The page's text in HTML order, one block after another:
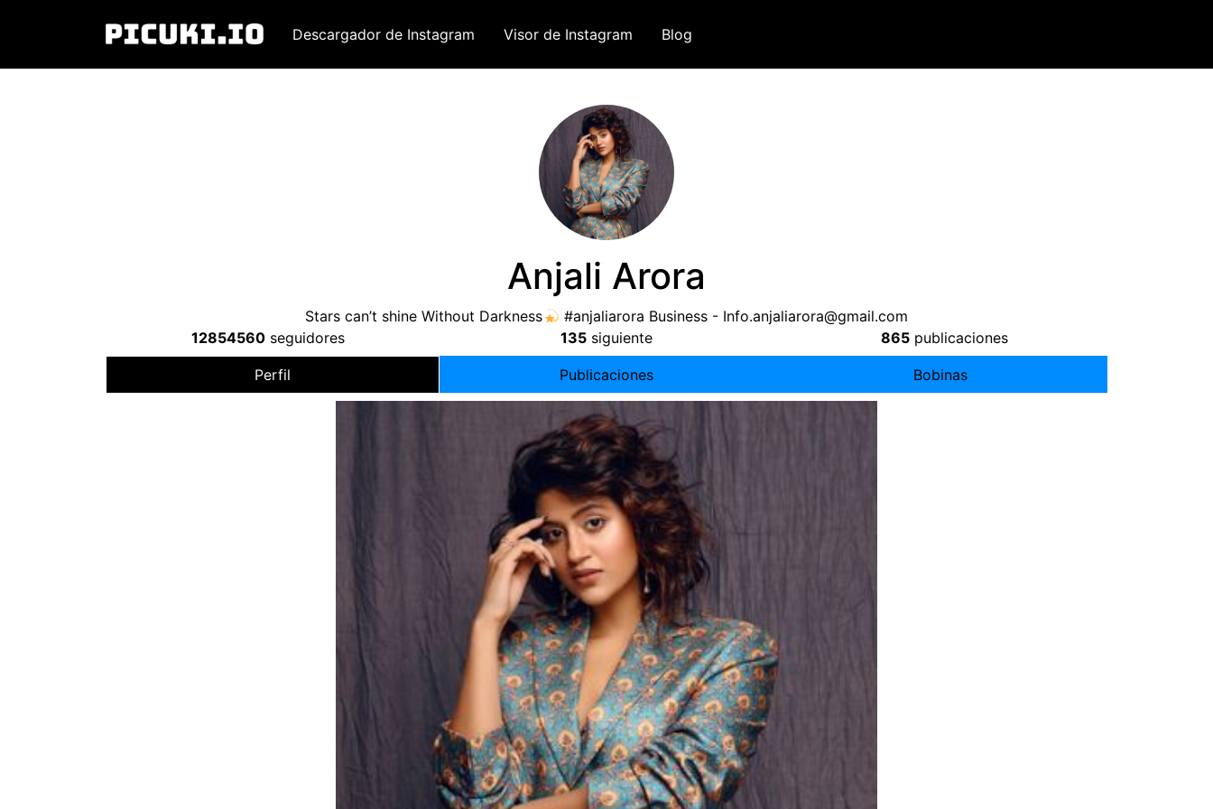
Descargador de Instagram Visor de Instagram Blog
Anjali Arora
Stars can’t shine Without Darkness #anjaliarora Business- Info.anjaliarora@gmail.com
12854560 seguidores 135 siguiente 865 publicaciones
Perfil Publicaciones Bobinas